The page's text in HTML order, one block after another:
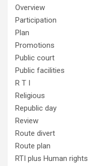
Overview
Participation
Plan
Promotions
Public court
Public facilities
R T I
Religious
Republic day
Review
Route divert
Route plan
RTI plus Human rights